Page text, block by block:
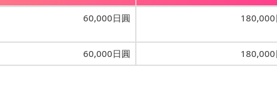
60,000日圓 180,000
60,000日圓 180,000